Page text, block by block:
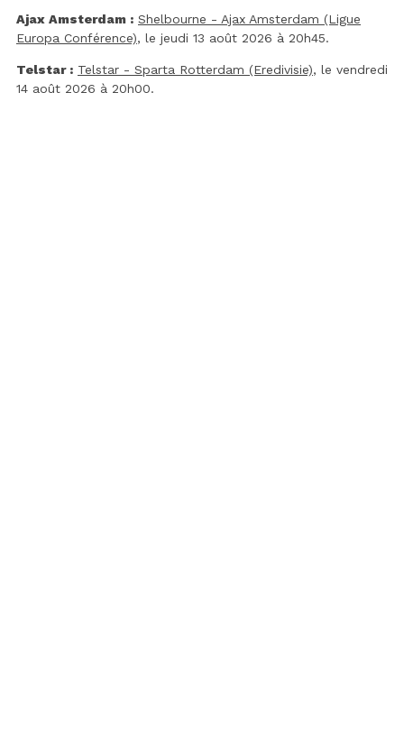
Ajax Amsterdam : Shelbourne - Ajax Amsterdam (Ligue
Europa Conférence), le jeudi 13 août 2026 à 20h45.
Telstar : Telstar - Sparta Rotterdam (Eredivisie), le vendredi
14 août 2026 à 20h00.